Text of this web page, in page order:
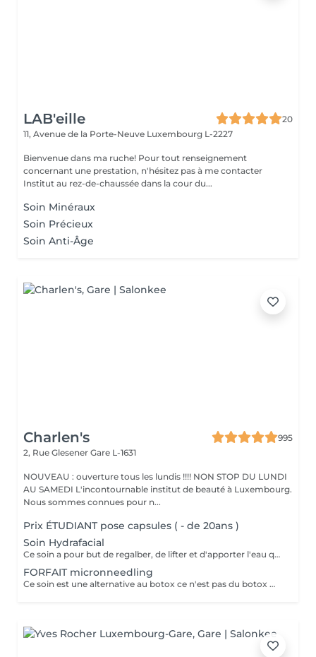
LAB'eille
20
11, Avenue de la Porte-Neuve Luxembourg L-2227
Bienvenue dans ma ruche! Pour tout renseignement
concernant une prestation, n'hésitez pas à me contacter
Institut au rez-de-chaussée dans la cour du...
Soin Minéraux
Soin Précieux
Soin Anti-Âge
Charlen's
995
2, Rue Glesener Gare L-1631
NOUVEAU : ouverture tous les lundis !!!! NON STOP DU LUNDI
AU SAMEDI L'incontournable institut de beauté à Luxembourg.
Nous sommes connues pour n...
Prix ÉTUDIANT pose capsules ( - de 20ans )
Soin Hydrafacial
Ce soin a pour but de regalber, de lifter et d'apporter l'eau que la peau a besoin ! Chez nous, Ce soin est combiné avec la dermabrasion pour avoir de vrais résultats ! Il dure 1h30 N'hésitez pas à nous demander conseil à l'institut nous sommes à votre disposition :)
FORFAIT micronneedling
Ce soin est une alternative au botox ce n'est pas du botox mais les résultats sont incroyable votre peau est véritablement lissée ! un substrat de la toxine botulique. Agissant sur la contraction des muscles du visage, c'est une alternative connue au BOTOX